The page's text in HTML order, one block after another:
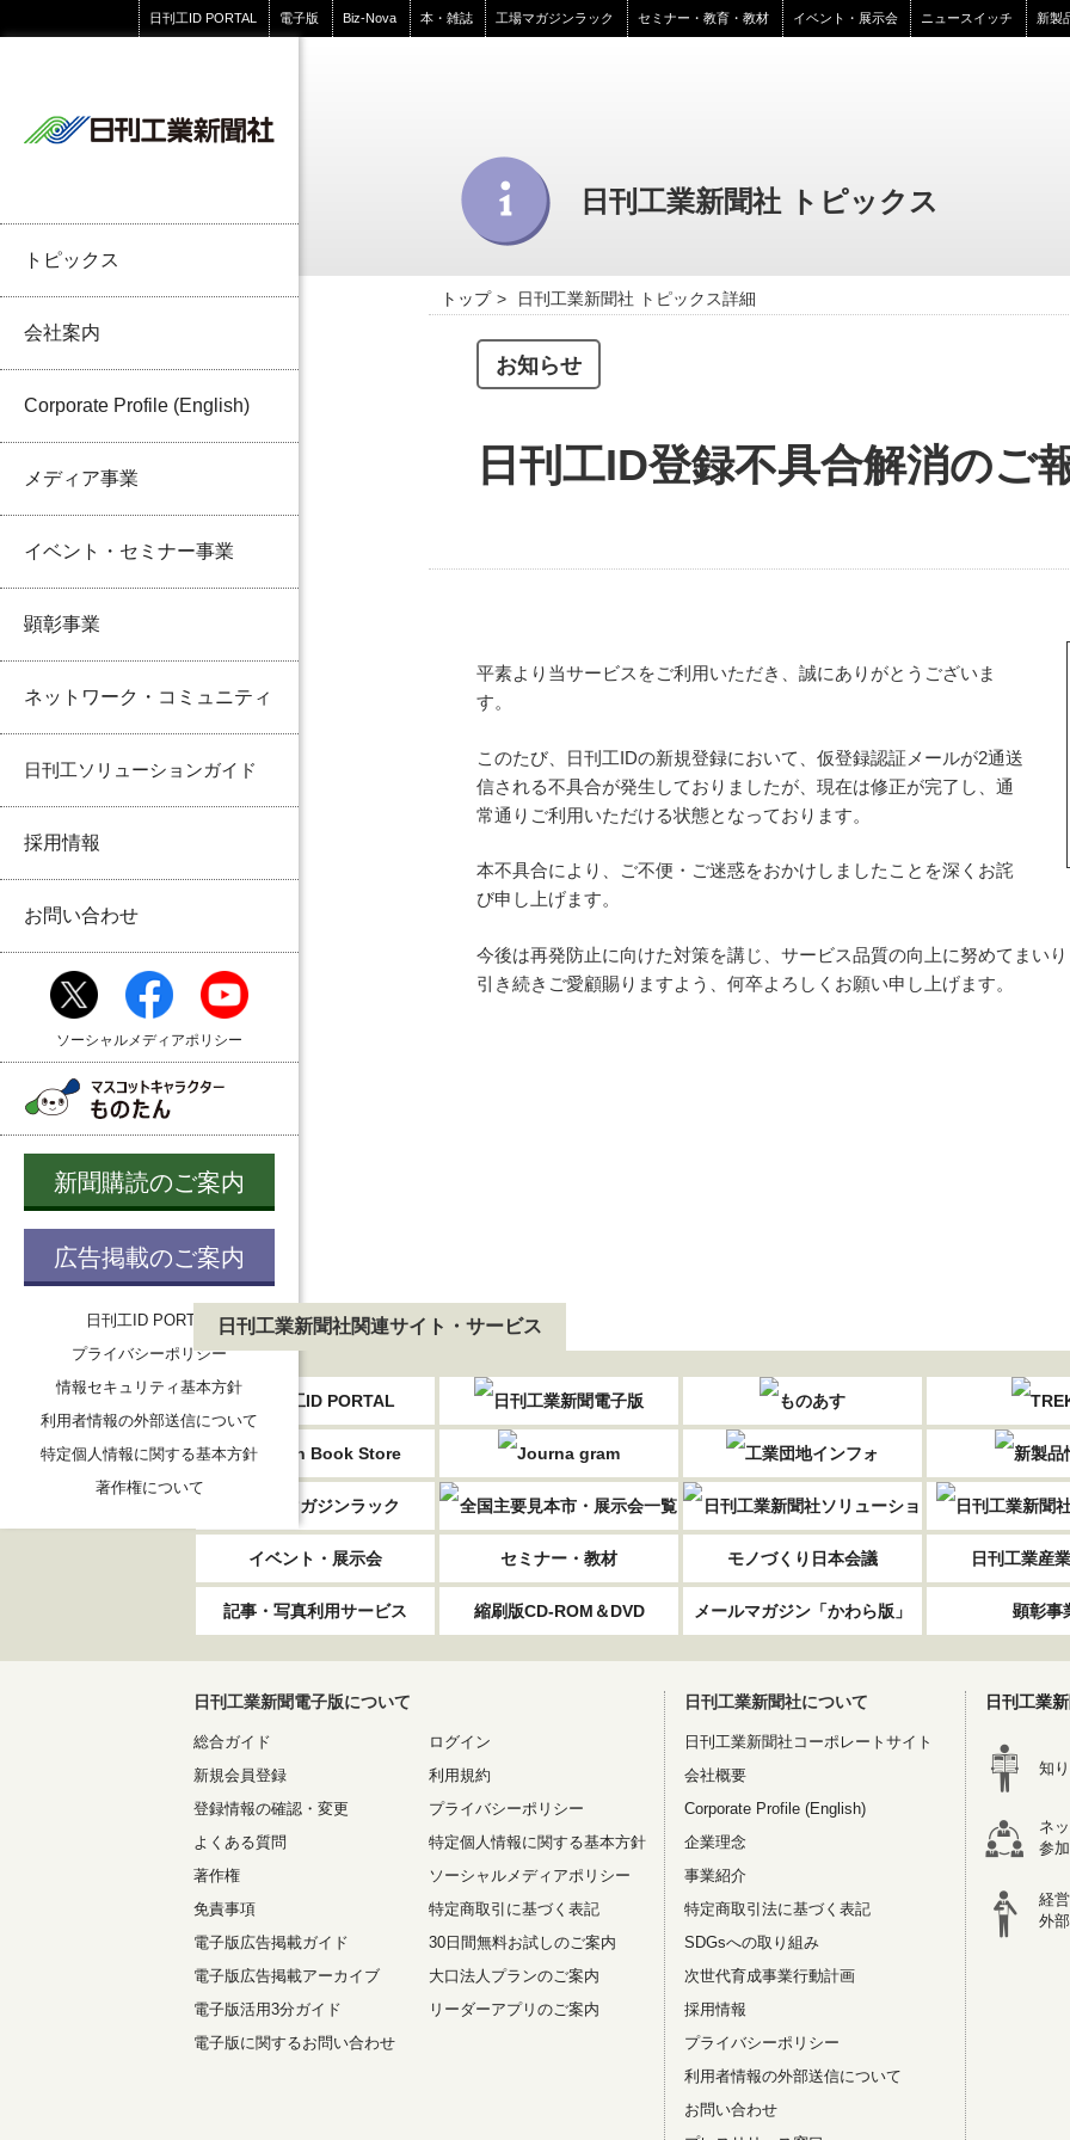
日刊工ID PORTAL 電子版 Biz-Nova 本・雑誌 工場マガジンラック セミナー・教育・教材 イベント・展示会 ニュースイッチ 新製
トピックス
会社案内
Corporate Profile (English)
メディア事業
イベント・セミナー事業
顕彰事業
ネットワーク・コミュニティ
日刊工ソリューションガイド
採用情報
お問い合わせ
ソーシャルメディアポリシー
新聞購読のご案内
広告掲載のご案内
日刊工ID PORTAL
プライバシーポリシー
情報セキュリティ基本方針
利用者情報の外部送信について
特定個人情報に関する基本方針
著作権について
日刊工業新聞社 トピックス
トップ 日刊工業新聞社 トピックス詳細
お知らせ
日刊工ID登録不具合解消のご
平素より当サービスをご利用いただき、誠にありがとうございま
す。
このたび、日刊工IDの新規登録において、仮登録認証メールが2通送
信される不具合が発生しておりましたが、現在は修正が完了し、通
常通りご利用いただける状態となっております。
本不具合により、ご不便・ご迷惑をおかけしましたことを深くお詫
び申し上げます。
今後は再発防止に向けた対策を講じ、サービス品質の向上に努めてまい
引き続きご愛顧賜りますよう、何卒よろしくお願い申し上げます。
日刊工業新聞社関連サイト・サービス
イベント・展示会 セミナー・教材 モノづくり日本会議 日刊工業産
記事・写真利用サービス 縮刷版CD-ROM＆DVD メールマガジン「かわら版」 顕彰事
日刊工業新聞電子版について
総合ガイド
ログイン
新規会員登録
利用規約
登録情報の確認・変更
プライバシーポリシー
よくある質問
特定個人情報に関する基本方針
著作権
ソーシャルメディアポリシー
免責事項
特定商取引に基づく表記
電子版広告掲載ガイド
30日間無料お試しのご案内
電子版広告掲載アーカイブ
大口法人プランのご案内
電子版活用3分ガイド
リーダーアプリのご案内
電子版に関するお問い合わせ
日刊工業新聞社について
日刊工業新聞社コーポレートサイト
会社概要
Corporate Profile (English)
企業理念
事業紹介
特定商取引法に基づく表記
SDGsへの取り組み
次世代育成事業行動計画
採用情報
プライバシーポリシー
利用者情報の外部送信について
お問い合わせ
日刊工業
知
ネ
参
経
外